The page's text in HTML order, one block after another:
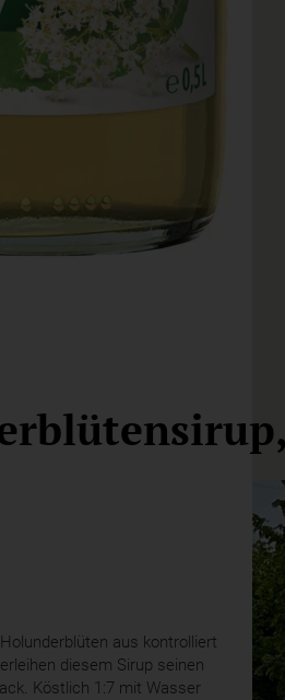
aus kontrolliert
diesem Sirup seinen
Köstlich 1:7 mit Wasser